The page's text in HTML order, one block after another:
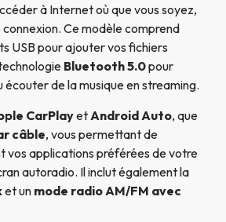
à Internet où que vous soyez,
Ce modèle comprend
USB pour ajouter vos fichiers
Bluetooth 5.0pour
écouter de la musique en streaming.
CarPlayet Android Auto, que
câble, vous permettant de
vos applications préférées de votre
autoradio. Il inclut également la
et un mode radio AM/FM avec